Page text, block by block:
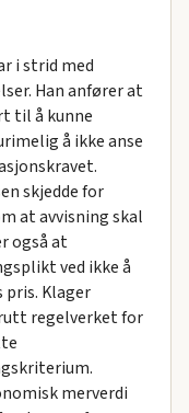
i strid med
Han anfører at
til å kunne
å ikke anse
skjedde for
at avvisning skal
også at
ved ikke å
Klager
regelverket for
merverdi